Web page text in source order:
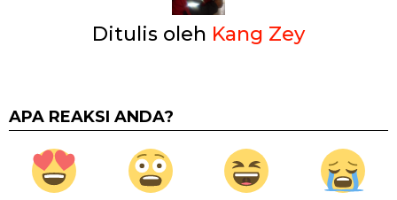
Ditulis oleh Kang Zey
APA REAKSI ANDA?